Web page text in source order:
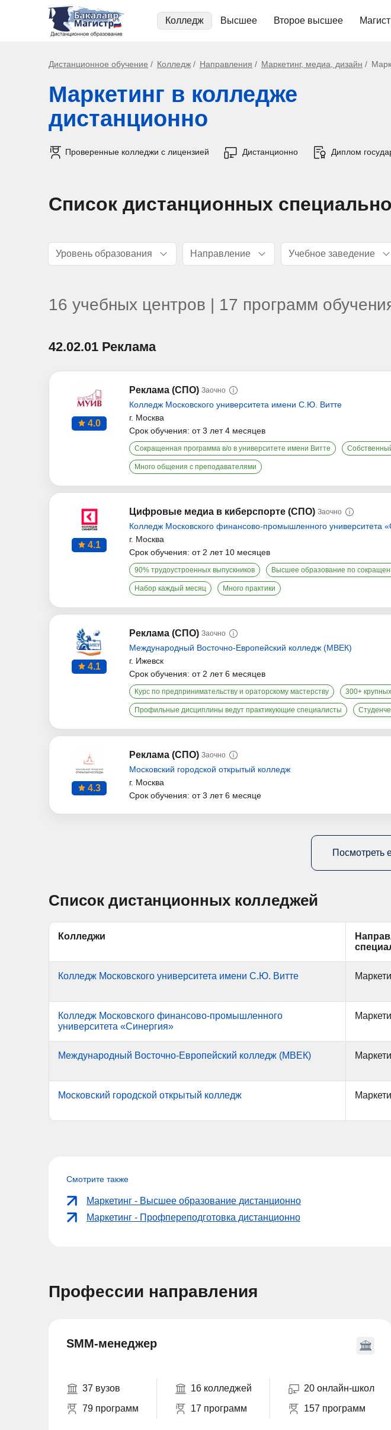
Колледж Высшее Второе высшее
Дистанционное обучение Колледж Направления Маркетинг, медиа, дизайн
Маркетинг в колледже
дистанционно
Проверенные колледжи с лицензией Дистанционно Диплом
Список дистанционных
Уровень образования Направление Учебное заведение
16 учебных центров | 17 программ
42.02.01 Реклама
4.0
Реклама (СПО) Заочно
Колледж Московского университета имени С.Ю. Витте
г. Москва
Срок обучения: от 3 лет 4 месяцев
Сокращенная программа в/о в университете имени Витте
Много общения с преподавателями
4.1
Цифровые медиа в киберспорте (СПО) Заочно
Колледж Московского финансово-промышленного университета
г. Москва
Срок обучения: от 2 лет 10 месяцев
90% трудоустроенных выпускников Высшее образование по
Набор каждый месяц Много практики
4.1
Реклама (СПО) Заочно
Международный Восточно-Европейский колледж (МВЕК)
г. Ижевск
Срок обучения: от 2 лет 6 месяцев
Курс по предпринимательству и ораторскому мастерству 300+
Профильные дисциплины ведут практикующие специалисты
4.3
Реклама (СПО) Заочно
Московский городской открытый колледж
г. Москва
Срок обучения: от 3 лет 6 месяце
Посмотреть
Список дистанционных колледжей
Колледжи
Колледж Московского университета имени С.Ю. Витте
Колледж Московского финансово-промышленного
университета «Синергия»
Международный Восточно-Европейский колледж (МВЕК)
Московский городской открытый колледж
Смотрите также
Маркетинг - Высшее образование дистанционно
Маркетинг - Профпереподготовка дистанционно
Профессии направления
SMM-менеджер
37 вузов
79 программ
16 колледжей
17 программ
20 онлайн-школ
157 программ